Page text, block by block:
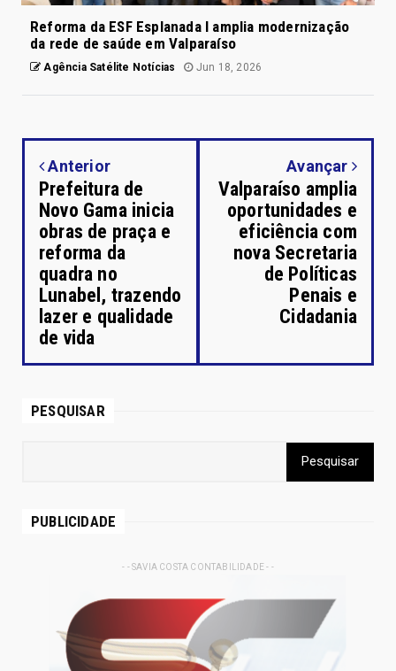
Reforma da ESF Esplanada I amplia modernização
da rede de saúde em Valparaíso
Agência Satélite Notícias Jun 18, 2026
Anterior
Prefeitura de
Novo Gama inicia
obras de praça e
reforma da
quadra no
Lunabel, trazendo
lazer e qualidade
de vida
Avançar
Valparaíso amplia
oportunidades e
eficiência com
nova Secretaria
de Políticas
Penais e
Cidadania
PESQUISAR
PUBLICIDADE
- - SAVIA COSTA CONTABILIDADE - -